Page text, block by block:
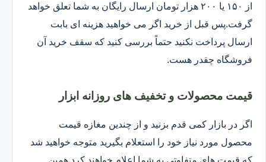
از ۱۵۰ یا ۲۰۰ هزار تومان ارسال رایگان به شما تعلق خواهد
گرفت.پس قبل از خرید اگر می خواهید هزینه ای بابت
ارسال پرداخت نکنید حتماً بررسی کنید که سقف خرید آن
فروشگاه چقدر هست.
قیمت محصولات و تخفیف های روزانه ابزار
اگر در بازار کمی قدم بزنید و از چندین مغازه قیمت
محصول مورد نیاز خود را استعلام بگیرید متوجه خواهید شد
که قیمت های متفاوتی به شما اعلام خواهند کرد همین